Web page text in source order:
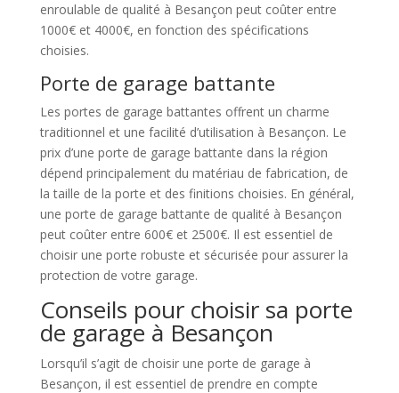
enroulable de qualité à Besançon peut coûter entre
1000€ et 4000€, en fonction des spécifications
choisies.
Porte de garage battante
Les portes de garage battantes offrent un charme
traditionnel et une facilité d’utilisation à Besançon. Le
prix d’une porte de garage battante dans la région
dépend principalement du matériau de fabrication, de
la taille de la porte et des finitions choisies. En général,
une porte de garage battante de qualité à Besançon
peut coûter entre 600€ et 2500€. Il est essentiel de
choisir une porte robuste et sécurisée pour assurer la
protection de votre garage.
Conseils pour choisir sa porte
de garage à Besançon
Lorsqu’il s’agit de choisir une porte de garage à
Besançon, il est essentiel de prendre en compte